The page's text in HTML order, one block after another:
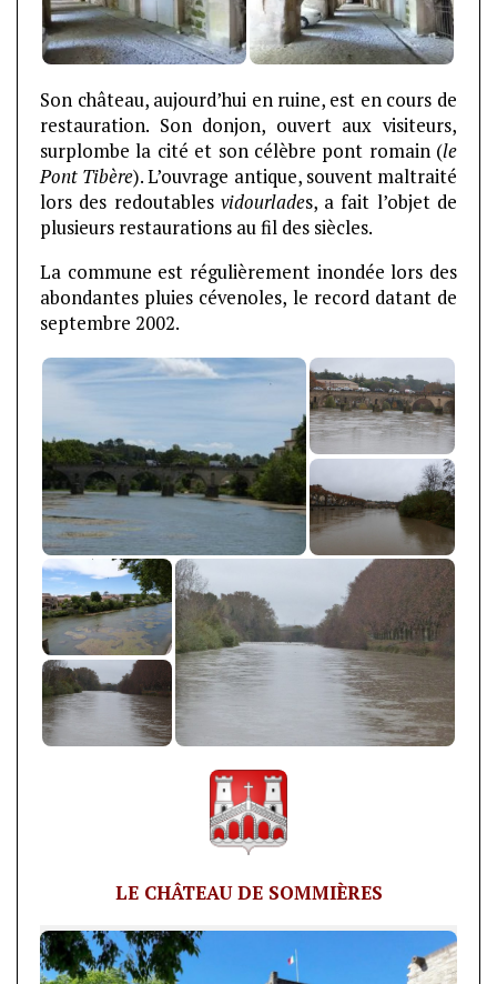
Son château, aujourd’hui en ruine, est en cours de
restauration. Son donjon, ouvert aux visiteurs,
surplombe la cité et son célèbre pont romain (le
Pont Tibère). L’ouvrage antique, souvent maltraité
lors des redoutables vidourlades, a fait l’objet de
plusieurs restaurations au fil des siècles.
La commune est régulièrement inondée lors des
abondantes pluies cévenoles, le record datant de
septembre 2002.
LE CHÂTEAU DE SOMMIÈRES